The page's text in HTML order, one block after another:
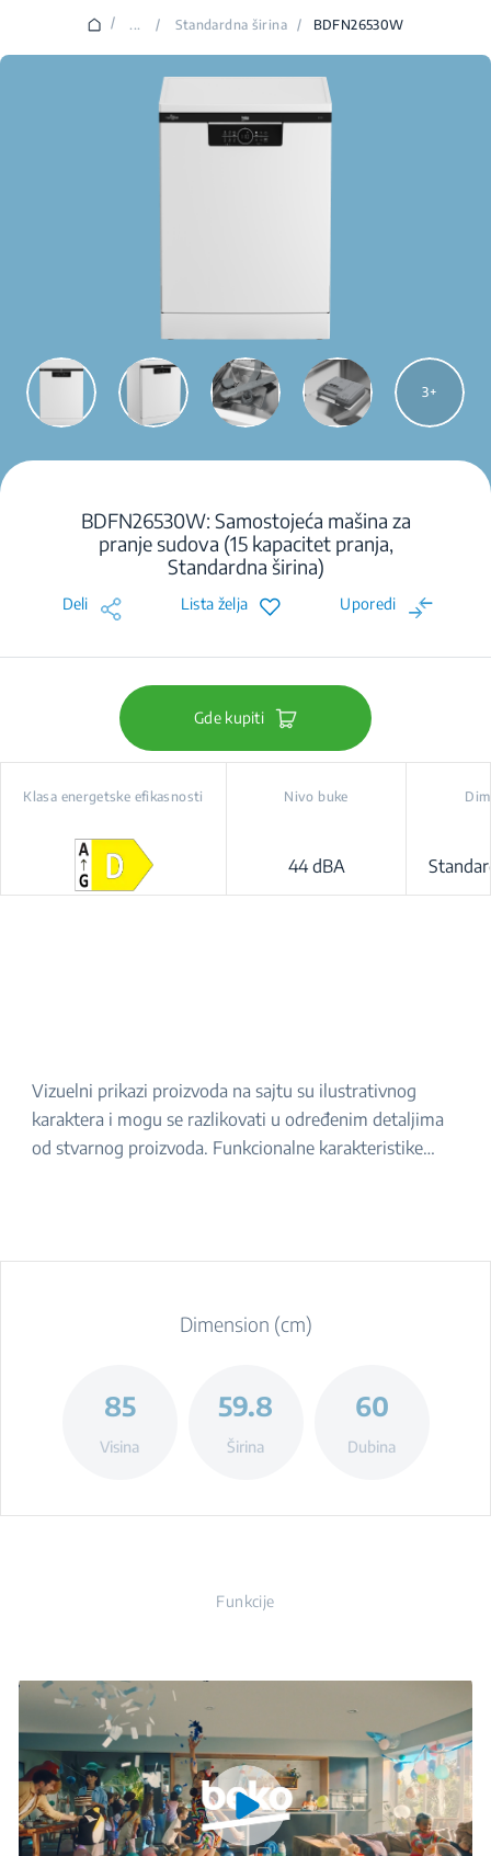
/ ... / Standardna širina / BDFN26530W
3
BDFN26530W: Samostojeća mašina za
pranje sudova (15 kapacitet pranja,
Standardna širina)
Deli Lista želja Uporedi
Gde kupiti
Klasa energetske efikasnosti Nivo buke
44 dBA
Vizuelni prikazi proizvoda na sajtu su ilustrativnog
karaktera i mogu se razlikovati u određenim detaljima
od stvarnog proizvoda. Funkcionalne karakteristike
Dimension (cm)
85
Visina
59.8
Širina
60
Dubina
Funkcije